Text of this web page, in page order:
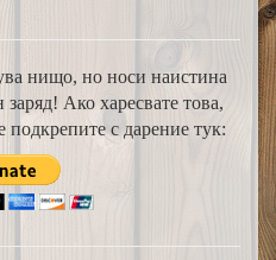
нищо, но носи наистина
Ако харесвате това,
подкрепите с дарение тук: